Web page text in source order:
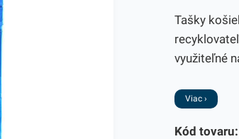
Tašky
využiteľné
Viac ›
Kód tovaru: